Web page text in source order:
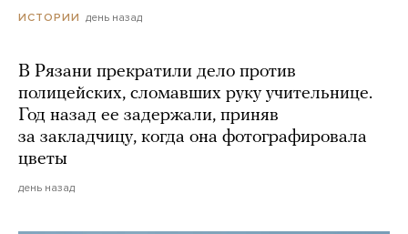
ИСТОРИИ день назад
В Рязани прекратили дело против
полицейских, сломавших руку учительнице.
Год назад ее задержали, приняв
за закладчицу, когда она фотографировала
цветы
день назад